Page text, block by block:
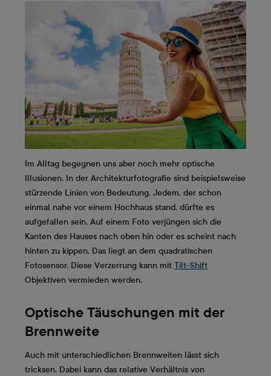
Im Alltag begegnen uns aber noch mehr optische
Illusionen. In der Architekturfotografie sind beispielsweise
stürzende Linien von Bedeutung. Jedem, der schon
einmal nahe vor einem Hochhaus stand, dürfte es
aufgefallen sein. Auf einem Foto verjüngen sich die
Kanten des Hauses nach oben hin oder es scheint nach
hinten zu kippen. Das liegt an dem quadratischen
Fotosensor. Diese Verzerrung kann mit Tilt-Shift
Objektiven vermieden werden.
Optische Täuschungen mit der
Brennweite
Auch mit unterschiedlichen Brennweiten lässt sich
tricksen. Dabei kann das relative Verhältnis von